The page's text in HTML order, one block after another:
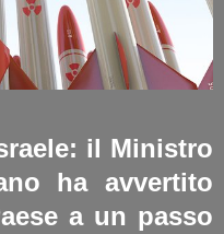
il Ministro
ha avvertito
a un passo